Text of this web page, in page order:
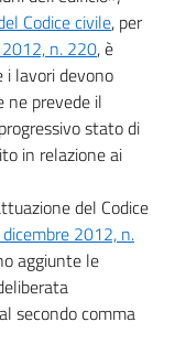
Codice civile, per
n. 220, è
i lavori devono
ne prevede il
stato di
in relazione ai
del Codice
2012, n.
aggiunte le
secondo comma